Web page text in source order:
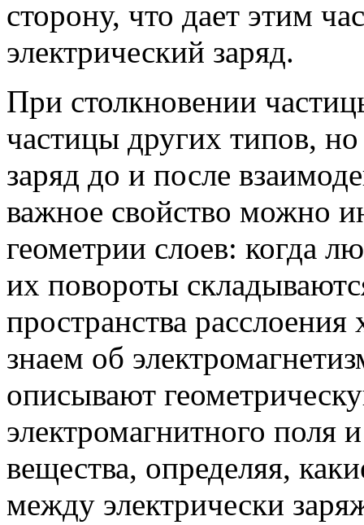
сторону, что дает этим
электрический заряд.
При столкновении
частицы других типов,
заряд до и после
важное свойство можно
геометрии слоев: когда
их повороты
пространства
знаем об
описывают
электромагнитного поля
вещества, определяя,
между электрически